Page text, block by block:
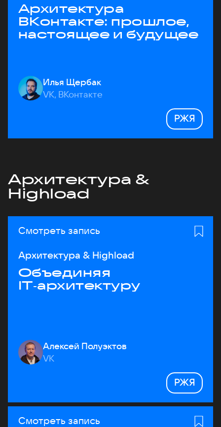
Архитектура
ВКонтакте: прошлое,
настоящее и будущее
Илья Щербак
VK, ВКонтакте
РЖЯ
Архитектура &
Highload
Смотреть запись
Архитектура & Highload
Объединяя
IT‑архитектуру
Алексей Полуэктов
VK
РЖЯ
Смотреть запись